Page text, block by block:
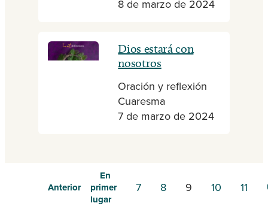
8 de marzo de 2024
Dios estará con
nosotros
Oración y reflexión
Cuaresma
7 de marzo de 2024
Anterior
En
primer
lugar
7 8 9 10 11